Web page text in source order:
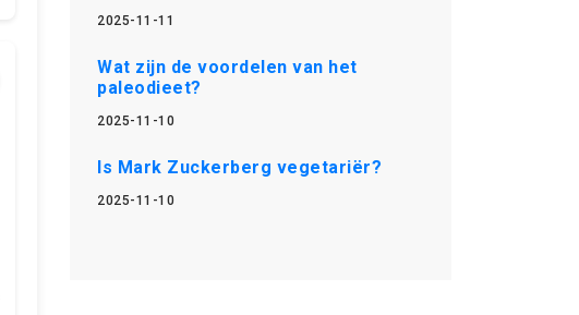
2025-11-11
Wat zijn de voordelen van het
paleodieet?
2025-11-10
Is Mark Zuckerberg vegetariër?
2025-11-10